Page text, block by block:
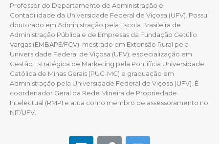
Professor do Departamento de Administração e
Contabilidade da Universidade Federal de Viçosa (UFV). Possui
doutorado em Administração pela Escola Brasileira de
Administração Pública e de Empresas da Fundação Getúlio
Vargas (EMBAPE/FGV); mestrado em Extensão Rural pela
Universidade Federal de Viçosa (UFV); especialização em
Gestão Estratégica de Marketing pela Pontifícia Universidade
Católica de Minas Gerais (PUC-MG) e graduação em
Administração pela Universidade Federal de Viçosa (UFV). É
coordenador Geral da Rede Mineira de Propriedade
Intelectual (RMPI e atua como membro de assessoramento no
NIT/UFV.